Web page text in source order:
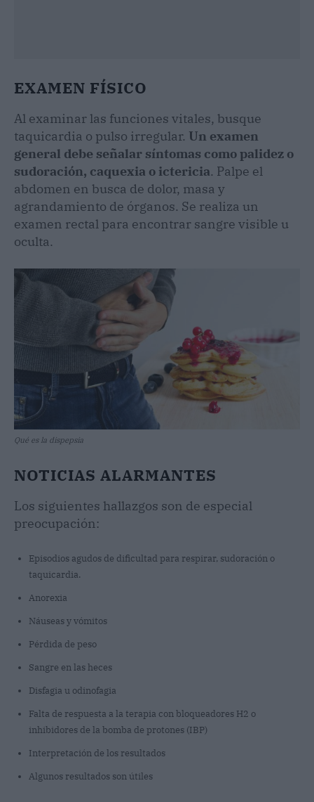
EXAMEN FÍSICO
Al examinar las funciones vitales, busque
taquicardia o pulso irregular. Un examen
general debe señalar síntomas como palidez o
sudoración, caquexia o ictericia. Palpe el
abdomen en busca de dolor, masa y
agrandamiento de órganos. Se realiza un
examen rectal para encontrar sangre visible u
oculta.
Qué es la dispepsia
NOTICIAS ALARMANTES
Los siguientes hallazgos son de especial
preocupación:
Episodios agudos de dificultad para respirar, sudoración o
taquicardia.
Anorexia
Náuseas y vómitos
Pérdida de peso
Sangre en las heces
Disfagia u odinofagia
Falta de respuesta a la terapia con bloqueadores H2 o
inhibidores de la bomba de protones (IBP)
Interpretación de los resultados
Algunos resultados son útiles